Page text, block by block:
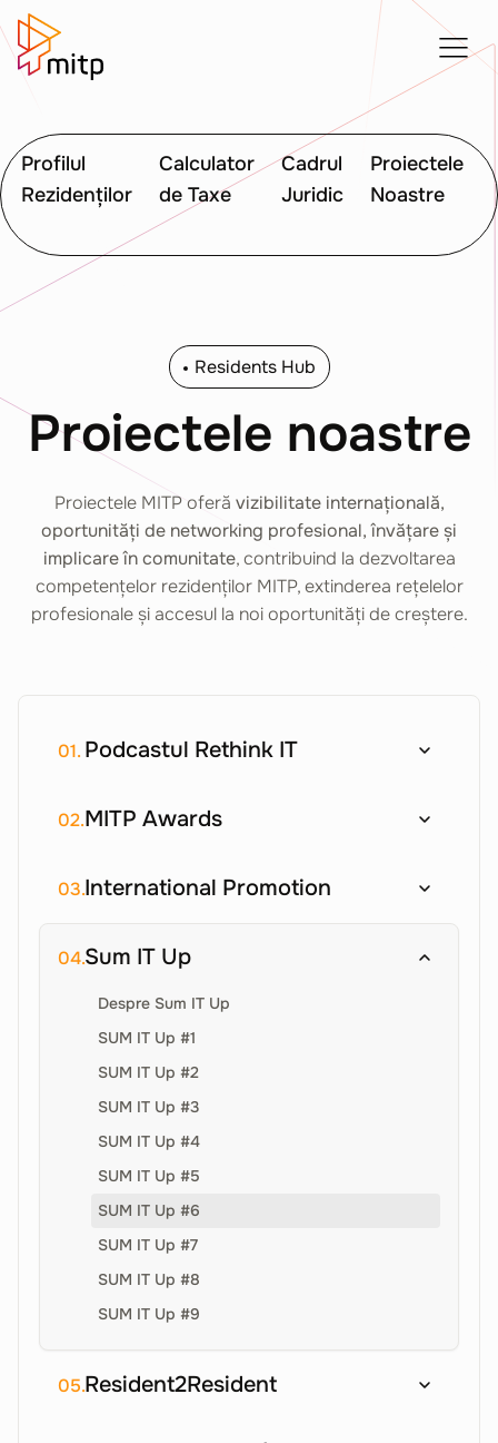
Profilul
Rezidenților
Calculator
de Taxe
Cadrul
Juridic
Proiectele
Noastre
Residents Hub
Proiectele noastre
Proiectele MITP oferă vizibilitate internațională,
oportunități de networking profesional, învățare și
implicare în comunitate, contribuind la dezvoltarea
competențelor rezidenților MITP, extinderea rețelelor
profesionale și accesul la noi oportunități de creștere.
01.Podcastul Rethink IT
02.MITP Awards
03.International Promotion
04.Sum IT Up
Despre Sum IT Up
SUM IT Up #1
SUM IT Up #2
SUM IT Up #3
SUM IT Up #4
SUM IT Up #5
SUM IT Up #6
SUM IT Up #7
SUM IT Up #8
SUM IT Up #9
05.Resident2Resident